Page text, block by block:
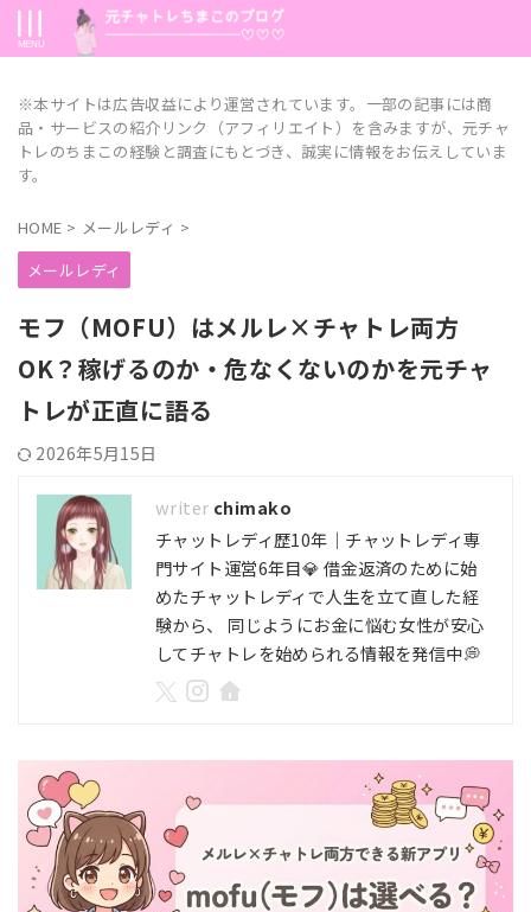
※本サイトは広告収益により運営されています。一部の記事には商
品・サービスの紹介リンク（アフィリエイト）を含みますが、元チャ
トレのちまこの経験と調査にもとづき、誠実に情報をお伝えしていま
す。
HOME > メールレディ >
メールレディ
モフ（MOFU）はメルレ×チャトレ両方
OK？稼げるのか・危なくないのかを元チャ
トレが正直に語る
2026年5月15日
chimako
チャットレディ歴10年｜チャットレディ専
門サイト運営6年目💎 借金返済のために始
めたチャットレディで人生を立て直した経
験から、 同じようにお金に悩む女性が安心
してチャトレを始められる情報を発信中💭